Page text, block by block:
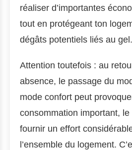
réaliser d’importantes
tout en protégeant ton
dégâts potentiels liés au gel.
Attention toutefois : au
absence, le passage du
mode confort peut
consommation important,
fournir un effort
l’ensemble du logement.